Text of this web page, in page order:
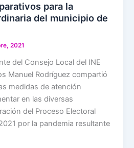
para la
del municipio de
2021
del Consejo Local del INE
Manuel Rodríguez compartió
medidas de atención
en las diversas
del Proceso Electoral
por la pandemia resultante